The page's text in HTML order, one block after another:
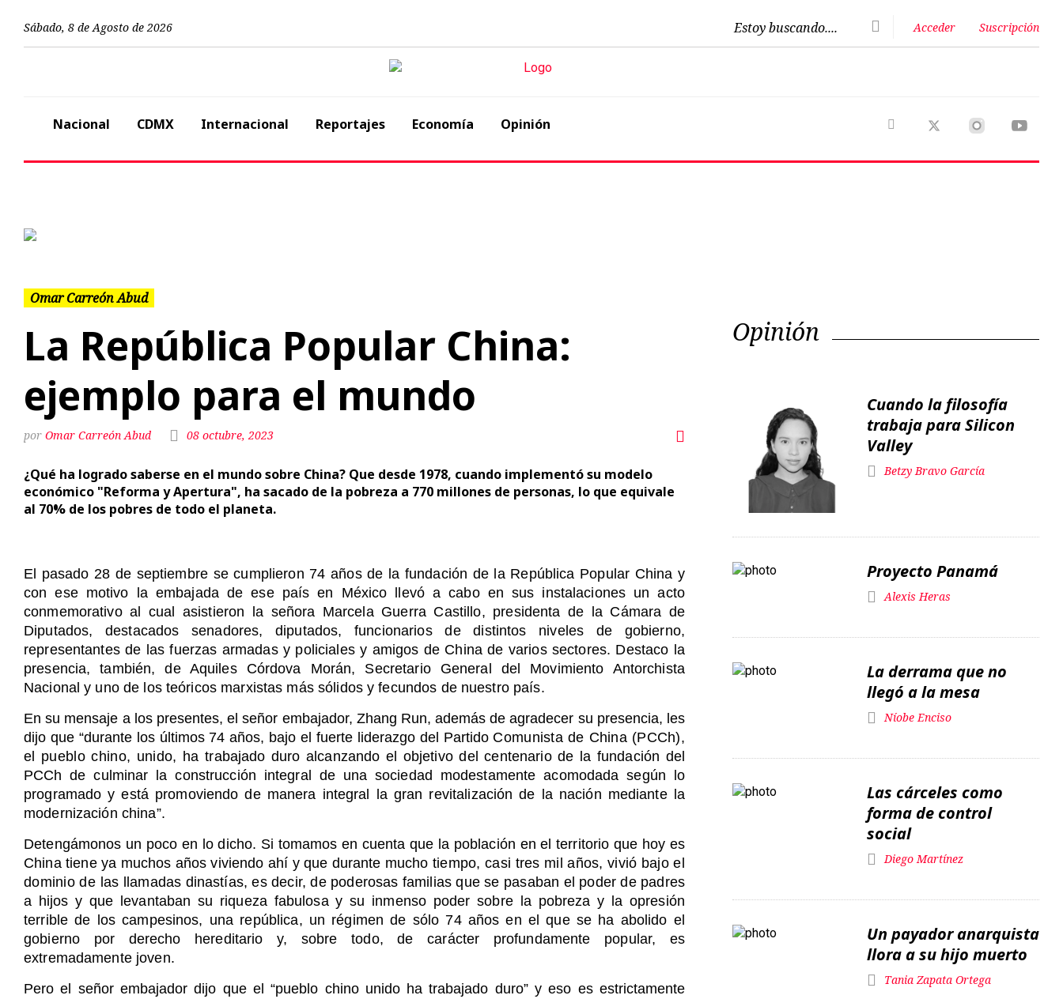
Sábado, 8 de Agosto de 2026 Estoy buscando.... Acceder Suscripción
Nacional CDMX Internacional Reportajes Economía Opinión
Omar Carreón Abud
La República Popular China:
ejemplo para el mundo
Omar Carreón Abud 08 octubre, 2023
¿Qué ha logrado saberse en el mundo sobre China? Que desde 1978, cuando implementó su modelo
económico "Reforma y Apertura", ha sacado de la pobreza a 770 millones de personas, lo que equivale
al 70% de los pobres de todo el planeta.
El pasado 28 de septiembre se cumplieron 74 años de la fundación de la República Popular China y
con ese motivo la embajada de ese país en México llevó a cabo en sus instalaciones un acto
conmemorativo al cual asistieron la señora Marcela Guerra Castillo, presidenta de la Cámara de
Diputados, destacados senadores, diputados, funcionarios de distintos niveles de gobierno,
representantes de las fuerzas armadas y policiales y amigos de China de varios sectores. Destaco la
presencia, también, de Aquiles Córdova Morán, Secretario General del Movimiento Antorchista
Nacional y uno de los teóricos marxistas más sólidos y fecundos de nuestro país.
En su mensaje a los presentes, el señor embajador, Zhang Run, además de agradecer su presencia, les
dijo que “durante los últimos 74 años, bajo el fuerte liderazgo del Partido Comunista de China (PCCh),
el pueblo chino, unido, hatrabajado duro alcanzando el objetivo del centenario de la fundación del
PCCh de culminar la construcción integral de una sociedad modestamente acomodada según lo
programado y está promoviendo de manera integral la gran revitalización de la nación mediante la
modernización china”.
Detengámonos un poco en lo dicho. Si tomamos en cuenta que la población en el territorio que hoy es
China tiene ya muchos años viviendo ahí y que durante mucho tiempo, casi tres mil años, vivió bajo el
dominio de las
llamadas dinastías, es decir, de poderosas familias que se pasaban el poder de padres
a hijos y que levantaban su riqueza fabulosa y su inmenso poder sobre la pobreza y la opresión
terrible de los campesinos, una república, un régimen de sólo 74 años en el que se ha abolido el
gobierno por derecho hereditario y, sobre todo, de carácter profundamente popular, es
extremadamente joven.
Pero el señor embajador dijo que el “pueblo chino unido ha trabajado duro” y eso es estrictamente
Opinión
Cuando la filosofía
trabaja para Silicon
Valley
Betzy Bravo García
Proyecto Panamá
Alexis Heras
La derrama que no
llegó a la mesa
Níobe Enciso
Las cárceles como
forma de control
social
Diego Martínez
Un payador anarquista
llora a su hijo muerto
Tania Zapata Ortega